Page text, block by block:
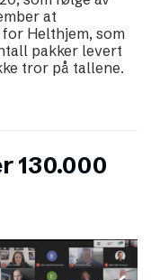
at
Helthjem, som
pakker levert
tror på tallene.
130.000